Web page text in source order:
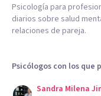
Psicología para
diarios sobre salud
relaciones de pareja.
Psicólogos con los que
Sandra Milena